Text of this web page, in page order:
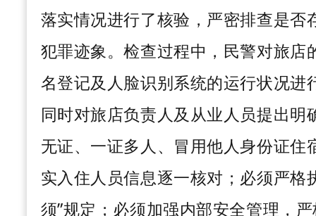
落实情况进行了核验，严密排查是否
犯罪迹象。检查过程中，民警对旅店
名登记及人脸识别系统的运行状况进
同时对旅店负责人及从业人员提出明
无证、一证多人、冒用他人身份证住
实入住人员信息逐一核对；必须严格
须”规定；必须加强内部安全管理，